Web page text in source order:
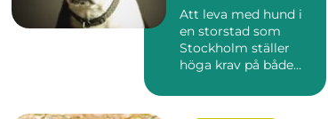
Att leva med hund i
en storstad som
Stockholm ställer
höga krav på både
Tunnelban...